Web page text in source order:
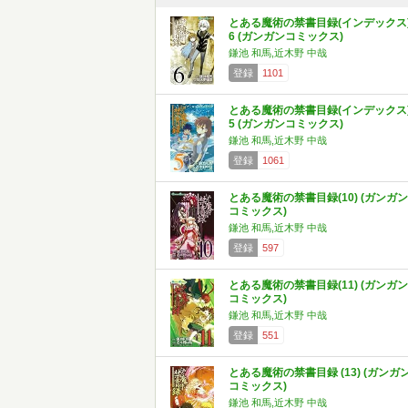
とある魔術の禁書目録(インデック
6 (ガンガンコミックス)
鎌池 和馬,近木野 中哉
登録
1101
とある魔術の禁書目録(インデック
5 (ガンガンコミックス)
鎌池 和馬,近木野 中哉
登録
1061
とある魔術の禁書目録(10) (ガンガン
コミックス)
鎌池 和馬,近木野 中哉
登録
597
とある魔術の禁書目録(11) (ガンガン
コミックス)
鎌池 和馬,近木野 中哉
登録
551
とある魔術の禁書目録 (13) (ガンガ
コミックス)
鎌池 和馬,近木野 中哉